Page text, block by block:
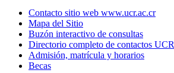
Contacto sitio web www.ucr.ac.cr
Mapa del Sitio
Buzón interactivo de consultas
Directorio completo de contactos UCR
Admisión, matrícula y horarios
Becas